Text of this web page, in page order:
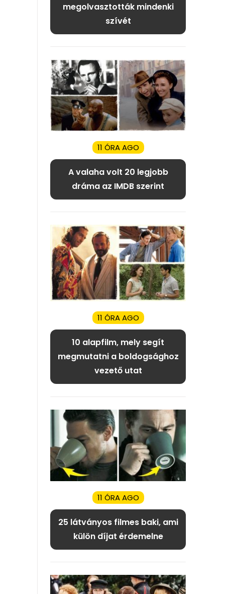
megolvasztották mindenki
szívét
11 ÓRA AGO
A valaha volt 20 legjobb
dráma az IMDB szerint
11 ÓRA AGO
10 alapfilm, mely segít
megmutatni a boldogsághoz
vezető utat
11 ÓRA AGO
25 látványos filmes baki, ami
külön díjat érdemelne